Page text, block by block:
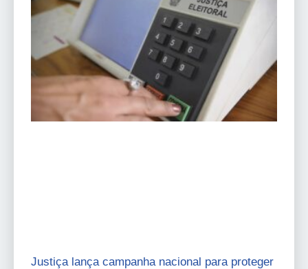
Justiça lança campanha nacional para proteger